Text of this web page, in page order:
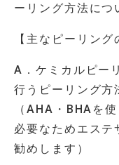
ーリング方法につ
【主なピーリング
A．ケミカルピー
行うピーリング方
（ AHA ・ BHA を
必要なためエステ
勧めします）